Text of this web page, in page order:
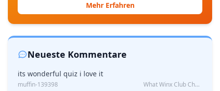
Mehr Erfahren
Neueste Kommentare
its wonderful quiz i love it
muffin-139398 What Winx Club Character Are You?